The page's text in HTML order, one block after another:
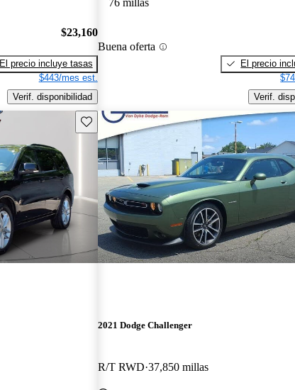
$23,160
El precio incluye tasas
$443/mes est.
Verif. disponibilidad
76 millas
Buena oferta
El precio
Verif.
Guarda este Aviso
2021 Dodge Challenger
R/T RWD 37,850 millas